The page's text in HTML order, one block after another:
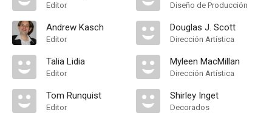
Editor
Andrew Kasch
Editor
Talia Lidia
Editor
Tom Runquist
Editor
Diseño de Producción
Douglas J. Scott
Dirección Artística
Myleen MacMillan
Dirección Artística
Shirley Inget
Decorados